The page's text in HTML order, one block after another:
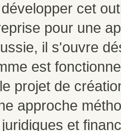
cet
pour une
il s'ouvre
est
projet de
approche
et